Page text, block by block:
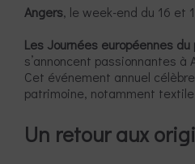
Angers, le week-end du 16 et
Les Journées européennes
s’annoncent passionnantes à
Cet événement annuel
patrimoine, notamment
Un retour aux